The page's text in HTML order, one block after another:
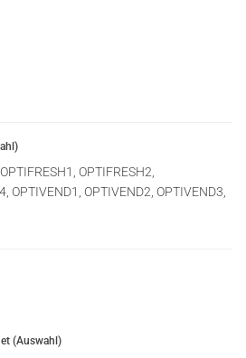
OPTIFRESH2,
OPTIVEND1, OPTIVEND2, OPTIVEND3,
(Auswahl)